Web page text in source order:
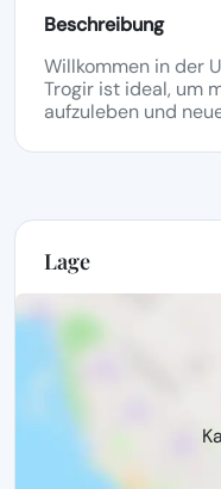
Beschreibung
Willkommen in der
Trogir ist ideal, um
aufzuleben und
Lage